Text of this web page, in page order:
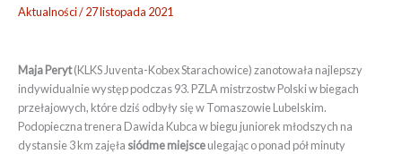
Aktualności/27 listopada 2021
Maja Peryt(KLKS Juventa-Kobex Starachowice) zanotowała najlepszy
indywidualnie występ podczas 93. PZLA mistrzostw Polski w biegach
przełajowych, które dziś odbyły się w Tomaszowie Lubelskim.
Podopieczna trenera Dawida Kubca w biegu juniorek młodszych na
dystansie 3 km zajęła siódme miejsceulegając o ponad pół minuty